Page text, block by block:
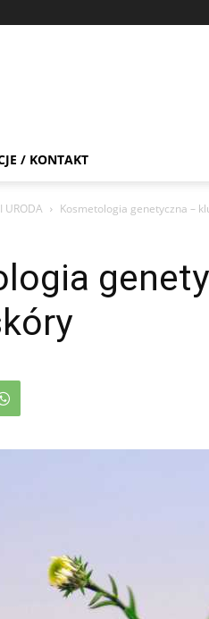
/ KONTAKT
URODA Kosmetologia genetyczna –